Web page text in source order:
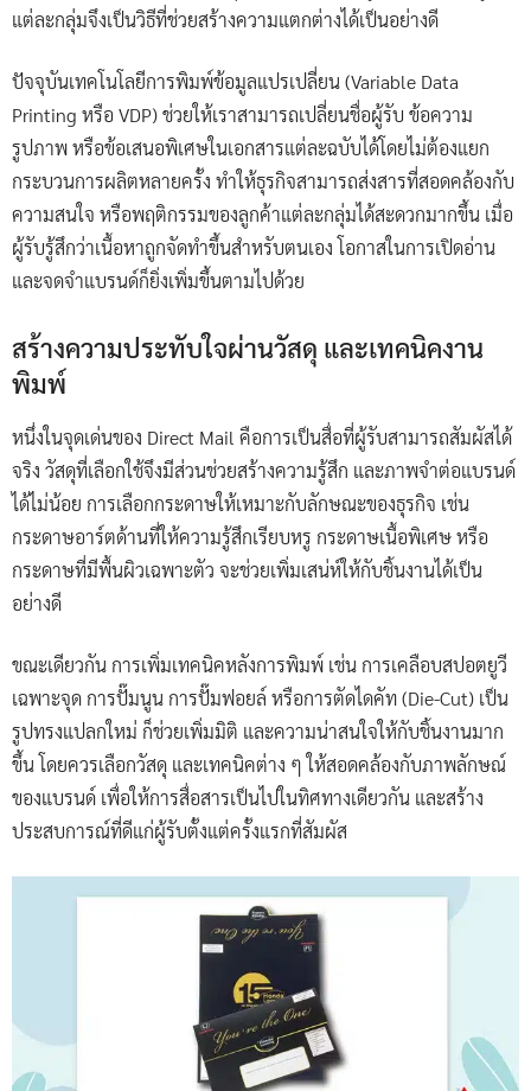
แต่ละกลุ่มจึงเป็นวิธีที่ช่วยสร้างความแตกต่างได้เป็นอย่างดี
ปัจจุบันเทคโนโลยีการพิมพ์ข้อมูลแปรเปลี่ยน (Variable Data
Printing หรือ VDP) ช่วยให้เราสามารถเปลี่ยนชื่อผู้รับ ข้อความ
รูปภาพ หรือข้อเสนอพิเศษในเอกสารแต่ละฉบับได้โดยไม่ต้องแยก
กระบวนการผลิตหลายครั้ง ทำให้ธุรกิจสามารถส่งสารที่สอดคล้องกับ
ความสนใจ หรือพฤติกรรมของลูกค้าแต่ละกลุ่มได้สะดวกมากขึ้น เมื่อ
ผู้รับรู้สึกว่าเนื้อหาถูกจัดทำขึ้นสำหรับตนเอง โอกาสในการเปิดอ่าน
และจดจำแบรนด์ก็ยิ่งเพิ่มขึ้นตามไปด้วย
สร้างความประทับใจผ่านวัสดุ และเทคนิคงาน
พิมพ์
หนึ่งในจุดเด่นของ Direct Mail คือการเป็นสื่อที่ผู้รับสามารถสัมผัสได้
จริง วัสดุที่เลือกใช้จึงมีส่วนช่วยสร้างความรู้สึก และภาพจำต่อแบรนด์
ได้ไม่น้อย การเลือกกระดาษให้เหมาะกับลักษณะของธุรกิจ เช่น
กระดาษอาร์ตด้านที่ให้ความรู้สึกเรียบหรู กระดาษเนื้อพิเศษ หรือ
กระดาษที่มีพื้นผิวเฉพาะตัว จะช่วยเพิ่มเสน่ห์ให้กับชิ้นงานได้เป็น
อย่างดี
ขณะเดียวกัน การเพิ่มเทคนิคหลังการพิมพ์ เช่น การเคลือบสปอตยูวี
เฉพาะจุด การปั๊มนูน การปั๊มฟอยล์ หรือการตัดไดคัท (Die-Cut) เป็น
รูปทรงแปลกใหม่ ก็ช่วยเพิ่มมิติ และความน่าสนใจให้กับชิ้นงานมาก
ขึ้น โดยควรเลือกวัสดุ และเทคนิคต่าง ๆ ให้สอดคล้องกับภาพลักษณ์
ของแบรนด์ เพื่อให้การสื่อสารเป็นไปในทิศทางเดียวกัน และสร้าง
ประสบการณ์ที่ดีแก่ผู้รับตั้งแต่ครั้งแรกที่สัมผัส